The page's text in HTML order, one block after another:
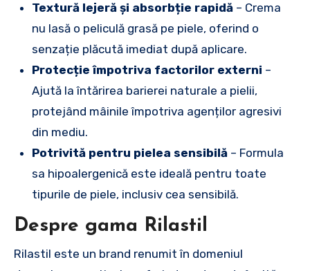
Textură lejeră și absorbție rapidă – Crema
nu lasă o peliculă grasă pe piele, oferind o
senzație plăcută imediat după aplicare.
Protecție împotriva factorilor externi –
Ajută la întărirea barierei naturale a pielii,
protejând mâinile împotriva agenților agresivi
din mediu.
Potrivită pentru pielea sensibilă – Formula
sa hipoalergenică este ideală pentru toate
tipurile de piele, inclusiv cea sensibilă.
Despre gama Rilastil
Rilastil este un brand renumit în domeniul